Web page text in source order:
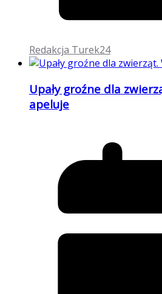
Redakcja Turek24
Upały groźne dla
apeluje